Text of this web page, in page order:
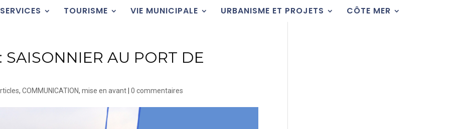
TOURISME VIE MUNICIPALE URBANISME ET PROJETS CÔTE MER
SAISONNIER AU PORT DE
,COMMUNICATION,mise en avant |0 commentaires